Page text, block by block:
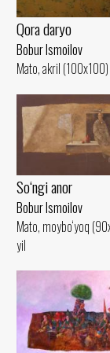
Qora daryo
Bobur Ismoilov
Mato, akril
So‘ngi anor
Bobur Ismoilov
Mato, moybo‘yoq
yil